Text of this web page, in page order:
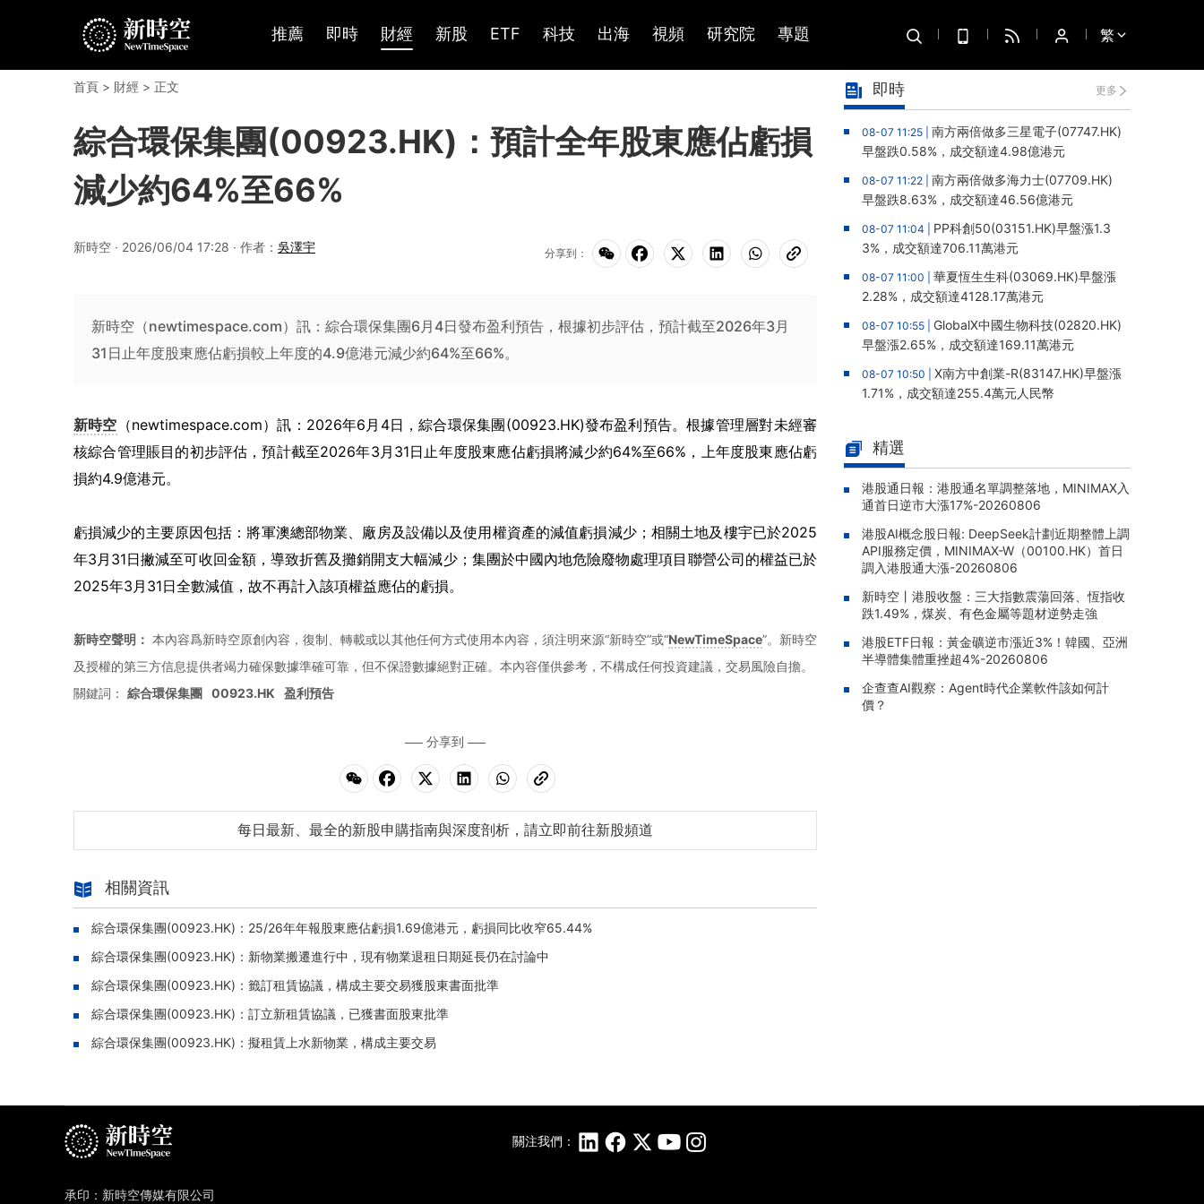
推薦 即時 財經 新股 ETF 科技 出海 視頻 研究院 專題 繁
首頁 > 財經 > 正文
綜合環保集團(00923.HK)：預計全年股東應佔虧損
減少約64%至66%
新時空 · 2026/06/04 17:28 · 作者： 吳澤宇 分享到：
新時空（newtimespace.com）訊：綜合環保集團6月4日發布盈利預告，根據初步評估，預計截至2026年3月
31日止年度股東應佔虧損較上年度的4.9億港元減少約64%至66%。
新時空 （newtimespace.com）訊：2026年6月4日，綜合環保集團(00923.HK)發布盈利預告。根據管理層對未經審
核綜合管理賬目的初步評估，預計截至2026年3月31日止年度股東應佔虧損將減少約64%至66%，上年度股東應佔虧
損約4.9億港元。
虧損減少的主要原因包括：將軍澳總部物業、廠房及設備以及使用權資產的減值虧損減少；相關土地及樓宇已於2025
年3月31日撇減至可收回金額，導致折舊及攤銷開支大幅減少；集團於中國內地危險廢物處理項目聯營公司的權益已於
2025年3月31日全數減值，故不再計入該項權益應佔的虧損。
新時空聲明： 本內容爲新時空原創內容，復制、轉載或以其他任何方式使用本內容，須注明來源“新時空”或“NewTimeSpace”。新時空
及授權的第三方信息提供者竭力確保數據準確可靠，但不保證數據絕對正確。本內容僅供參考，不構成任何投資建議，交易風險自擔。
關鍵詞： 綜合環保集團 00923.HK 盈利預告
分享到
每日最新、最全的新股申購指南與深度剖析，請立即前往新股頻道
相關資訊
綜合環保集團(00923.HK)：25/26年年報股東應佔虧損1.69億港元，虧損同比收窄65.44%
綜合環保集團(00923.HK)：新物業搬遷進行中，現有物業退租日期延長仍在討論中
綜合環保集團(00923.HK)：籤訂租賃協議，構成主要交易獲股東書面批準
綜合環保集團(00923.HK)：訂立新租賃協議，已獲書面股東批準
綜合環保集團(00923.HK)：擬租賃上水新物業，構成主要交易
即時 更多
08-07 11:25 | 南方兩倍做多三星電子(07747.HK)
早盤跌0.58%，成交額達4.98億港元
08-07 11:22 | 南方兩倍做多海力士(07709.HK)
早盤跌8.63%，成交額達46.56億港元
08-07 11:04 | PP科創50(03151.HK)早盤漲1.3
3%，成交額達706.11萬港元
08-07 11:00 | 華夏恆生生科(03069.HK)早盤漲
2.28%，成交額達4128.17萬港元
08-07 10:55 | GlobalX中國生物科技(02820.HK)
早盤漲2.65%，成交額達169.11萬港元
08-07 10:50 | X南方中創業-R(83147.HK)早盤漲
1.71%，成交額達255.4萬元人民幣
80%，成交額達358.55萬港元
08-07 10:20 |南方KOSPI(03121.HK)早盤跌1.9
6%，成交額達1140.25萬港元
漲2.16%，成交額達165.71萬港元
08-07 10:10 |易方達亞洲半導體ETF(03486.H
精選
港股通日報：港股通名單調整落地，MINIMAX入
通首日逆市大漲17%-20260806
港股AI概念股日報: DeepSeek計劃近期整體上調
API服務定價，MINIMAX-W（00100.HK）首日
調入港股通大漲-20260806
新時空丨港股收盤：三大指數震蕩回落、恆指收
跌1.49%，煤炭、有色金屬等題材逆勢走強
港股ETF日報：黃金礦逆市漲近3%！韓國、亞洲
半導體集體重挫超4%-20260806
企查查AI觀察：Agent時代企業軟件該如何計
價？
關注我們：
承印：新時空傳媒有限公司